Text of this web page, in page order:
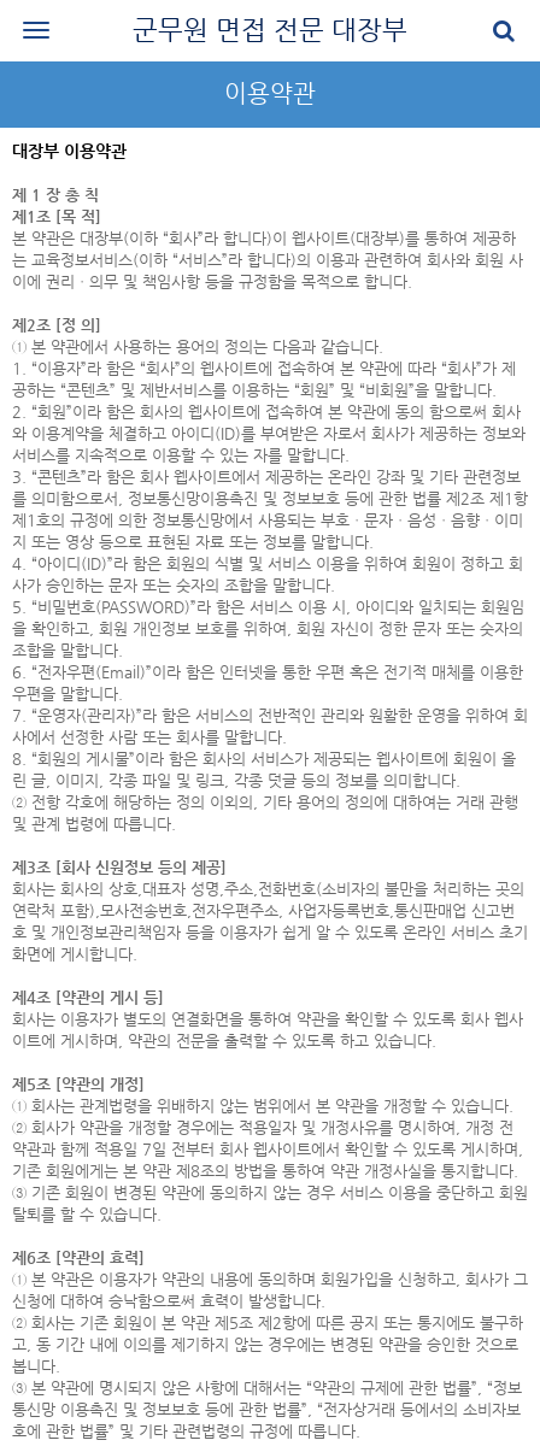
군무원 면접 전문 대장부
나의 강의실
군무원 면접 교재
군무원 면접 후기
질문과 답변
군무원 면접 신청
마이페이지
이용약관
대장부 이용약관
제 1 장 총 칙
제1조 [목 적]
본 약관은 대장부(이하 “회사”라 합니다)이 웹사이트(대장부)를 통하여 제공하
는 교육정보서비스(이하 “서비스”라 합니다)의 이용과 관련하여 회사와 회원 사
이에 권리ㆍ의무 및 책임사항 등을 규정함을 목적으로 합니다.
제2조 [정 의]
① 본 약관에서 사용하는 용어의 정의는 다음과 같습니다.
1. “이용자”라 함은 “회사”의 웹사이트에 접속하여 본 약관에 따라 “회사”가 제
공하는 “콘텐츠” 및 제반서비스를 이용하는 “회원” 및 “비회원”을 말합니다.
2. “회원”이라 함은 회사의 웹사이트에 접속하여 본 약관에 동의 함으로써 회사
와 이용계약을 체결하고 아이디(ID)를 부여받은 자로서 회사가 제공하는 정보와
서비스를 지속적으로 이용할 수 있는 자를 말합니다.
3. “콘텐츠”라 함은 회사 웹사이트에서 제공하는 온라인 강좌 및 기타 관련정보
를 의미함으로서, 정보통신망이용촉진 및 정보보호 등에 관한 법률 제2조 제1항
제1호의 규정에 의한 정보통신망에서 사용되는 부호ㆍ문자ㆍ음성ㆍ음향ㆍ이미
지 또는 영상 등으로 표현된 자료 또는 정보를 말합니다.
4. “아이디(ID)”라 함은 회원의 식별 및 서비스 이용을 위하여 회원이 정하고 회
사가 승인하는 문자 또는 숫자의 조합을 말합니다.
5. “비밀번호(PASSWORD)”라 함은 서비스 이용 시, 아이디와 일치되는 회원임
을 확인하고, 회원 개인정보 보호를 위하여, 회원 자신이 정한 문자 또는 숫자의
조합을 말합니다.
6. “전자우편(Email)”이라 함은 인터넷을 통한 우편 혹은 전기적 매체를 이용한
우편을 말합니다.
7. “운영자(관리자)”라 함은 서비스의 전반적인 관리와 원활한 운영을 위하여 회
사에서 선정한 사람 또는 회사를 말합니다.
8. “회원의 게시물”이라 함은 회사의 서비스가 제공되는 웹사이트에 회원이 올
린 글, 이미지, 각종 파일 및 링크, 각종 덧글 등의 정보를 의미합니다.
② 전항 각호에 해당하는 정의 이외의, 기타 용어의 정의에 대하여는 거래 관행
및 관계 법령에 따릅니다.
제3조 [회사 신원정보 등의 제공]
회사는 회사의 상호,대표자 성명,주소,전화번호(소비자의 불만을 처리하는 곳의
연락처 포함),모사전송번호,전자우편주소, 사업자등록번호,통신판매업 신고번
호 및 개인정보관리책임자 등을 이용자가 쉽게 알 수 있도록 온라인 서비스 초기
화면에 게시합니다.
제4조 [약관의 게시 등]
회사는 이용자가 별도의 연결화면을 통하여 약관을 확인할 수 있도록 회사 웹사
이트에 게시하며, 약관의 전문을 출력할 수 있도록 하고 있습니다.
제5조 [약관의 개정]
① 회사는 관계법령을 위배하지 않는 범위에서 본 약관을 개정할 수 있습니다.
② 회사가 약관을 개정할 경우에는 적용일자 및 개정사유를 명시하여, 개정 전
약관과 함께 적용일 7일 전부터 회사 웹사이트에서 확인할 수 있도록 게시하며,
기존 회원에게는 본 약관 제8조의 방법을 통하여 약관 개정사실을 통지합니다.
③ 기존 회원이 변경된 약관에 동의하지 않는 경우 서비스 이용을 중단하고 회원
탈퇴를 할 수 있습니다.
제6조 [약관의 효력]
① 본 약관은 이용자가 약관의 내용에 동의하며 회원가입을 신청하고, 회사가 그
신청에 대하여 승낙함으로써 효력이 발생합니다.
② 회사는 기존 회원이 본 약관 제5조 제2항에 따른 공지 또는 통지에도 불구하
고, 동 기간 내에 이의를 제기하지 않는 경우에는 변경된 약관을 승인한 것으로
봅니다.
③ 본 약관에 명시되지 않은 사항에 대해서는 “약관의 규제에 관한 법률”, “정보
통신망 이용촉진 및 정보보호 등에 관한 법률”, “전자상거래 등에서의 소비자보
호에 관한 법률” 및 기타 관련법령의 규정에 따릅니다.